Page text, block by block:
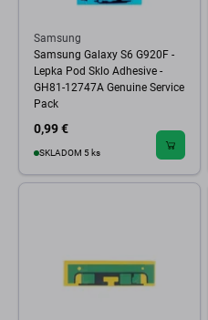
Samsung
Samsung Galaxy S6 G920F -
Lepka Pod Sklo Adhesive -
GH81-12747A Genuine Service
Pack
0,99 €
SKLADOM 5 ks